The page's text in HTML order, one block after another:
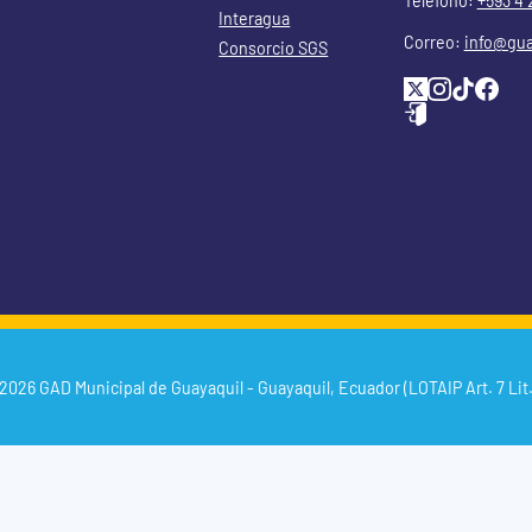
Interagua
Consorcio SGS
Correo:
GAD Municipal de Guayaquil - Guayaquil, Ecuador (LOTAIP Art. 7